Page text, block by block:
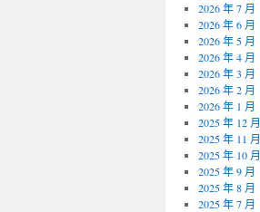
2026 年 7 月
2026 年 6 月
2026 年 5 月
2026 年 4 月
2026 年 3 月
2026 年 2 月
2026 年 1 月
2025 年 12 月
2025 年 11 月
2025 年 10 月
2025 年 9 月
2025 年 8 月
2025 年 7 月